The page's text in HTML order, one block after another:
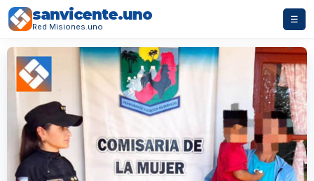
sanvicente.uno
Red Misiones.uno
☰